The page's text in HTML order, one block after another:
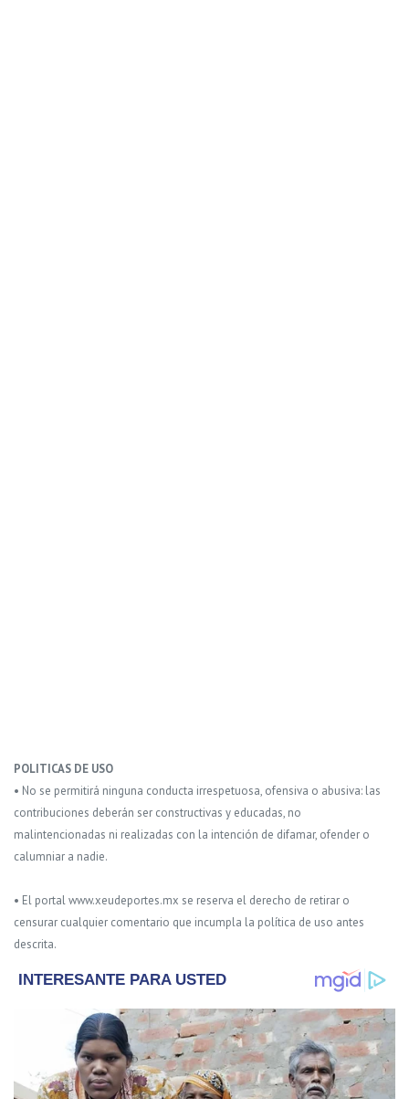
POLITICAS DE USO
• No se permitirá ninguna conducta irrespetuosa, ofensiva o abusiva: las
contribuciones deberán ser constructivas y educadas, no
malintencionadas ni realizadas con la intención de difamar, ofender o
calumniar a nadie.
• El portal www.xeudeportes.mx se reserva el derecho de retirar o
censurar cualquier comentario que incumpla la política de uso antes
descrita.